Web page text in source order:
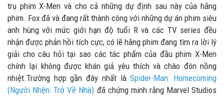
trụ phim X-Men và cho cả những dự định sau này của hãng
phim. Fox đã và đang rất thành công với những dự án phim siêu
anh hùng với mức giới hạn độ tuổi R và các TV series đều
nhận được phản hồi tích cực, có lẽ hãng phim đang tìm ra lời lý
giải cho câu hỏi tại sao các tác phẩm của đầu phim X-Men
chính lại không được khán giả yêu thích và chào đón nồng
nhiệt.Trường hợp gần đây nhất làSpider-Man: Homecoming
(Người Nhện: Trở Về Nhà) đã chứng minh rằng Marvel Studios